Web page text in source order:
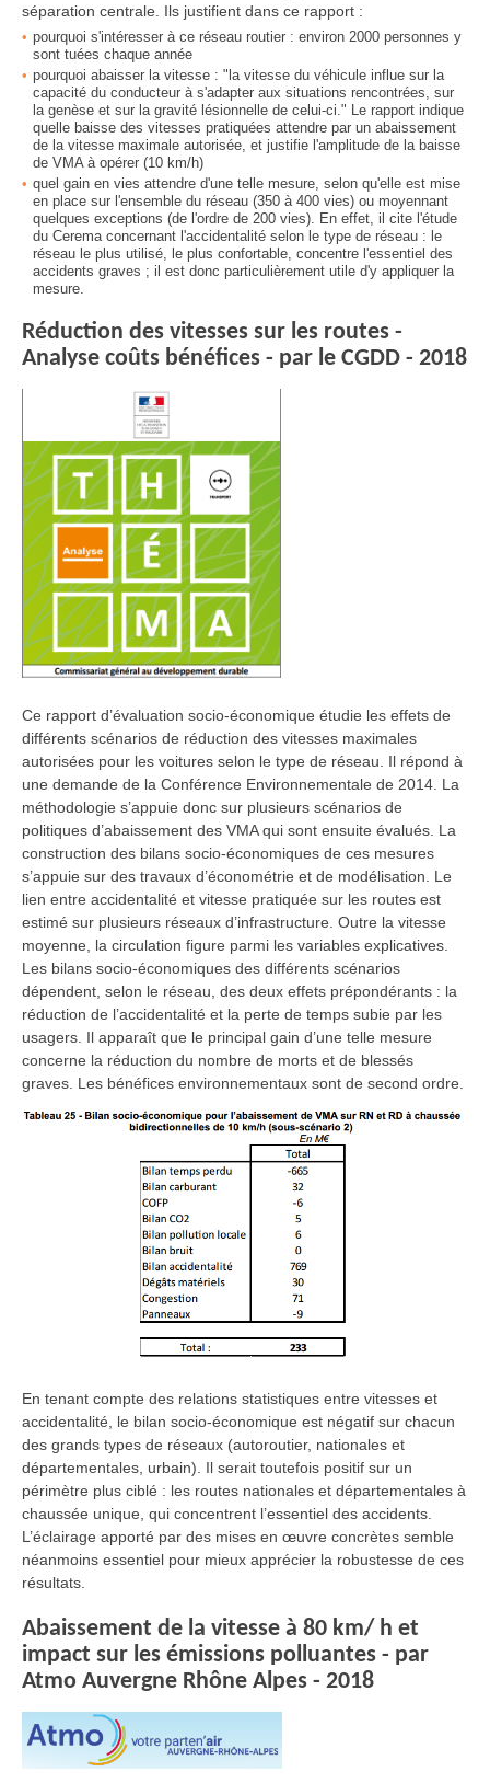
séparation centrale. Ils justifient dans ce rapport :
pourquoi s'intéresser à ce réseau routier : environ 2000 personnes y
sont tuées chaque année
pourquoi abaisser la vitesse : "la vitesse du véhicule influe sur la
capacité du conducteur à s'adapter aux situations rencontrées, sur
la genèse et sur la gravité lésionnelle de celui-ci." Le rapport indique
quelle baisse des vitesses pratiquées attendre par un abaissement
de la vitesse maximale autorisée, et justifie l'amplitude de la baisse
de VMA à opérer (10 km/h)
quel gain en vies attendre d'une telle mesure, selon qu'elle est mise
en place sur l'ensemble du réseau (350 à 400 vies) ou moyennant
quelques exceptions (de l'ordre de 200 vies). En effet, il cite l'étude
du Cerema concernant l'accidentalité selon le type de réseau : le
réseau le plus utilisé, le plus confortable, concentre l'essentiel des
accidents graves ; il est donc particulièrement utile d'y appliquer la
mesure.
Réduction des vitesses sur les routes -
Analyse coûts bénéfices - par le CGDD - 2018
Ce rapport d’évaluation socio-économique étudie les effets de
différents scénarios de réduction des vitesses maximales
autorisées pour les voitures selon le type de réseau. Il répond à
une demande de la Conférence Environnementale de 2014. La
méthodologie s’appuie donc sur plusieurs scénarios de
politiques d’abaissement des VMA qui sont ensuite évalués. La
construction des bilans socio-économiques de ces mesures
s’appuie sur des travaux d’économétrie et de modélisation. Le
lien entre accidentalité et vitesse pratiquée sur les routes est
estimé sur plusieurs réseaux d’infrastructure. Outre la vitesse
moyenne, la circulation figure parmi les variables explicatives.
Les bilans socio-économiques des différents scénarios
dépendent, selon le réseau, des deux effets prépondérants : la
réduction de l’accidentalité et la perte de temps subie par les
usagers. Il apparaît que le principal gain d’une telle mesure
concerne la réduction du nombre de morts et de blessés
graves. Les bénéfices environnementaux sont de second ordre.
En tenant compte des relations statistiques entre vitesses et
accidentalité, le bilan socio-économique est négatif sur chacun
des grands types de réseaux (autoroutier, nationales et
départementales, urbain). Il serait toutefois positif sur un
périmètre plus ciblé : les routes nationales et départementales à
chaussée unique, qui concentrent l’essentiel des accidents.
L’éclairage apporté par des mises en œuvre concrètes semble
néanmoins essentiel pour mieux apprécier la robustesse de ces
résultats.
Abaissement de la vitesse à 80 km/ h et
impact sur les émissions polluantes - par
Atmo Auvergne Rhône Alpes - 2018